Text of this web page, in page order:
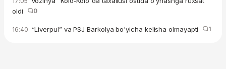
oldi
0
16:40 “Liverpul” va PSJ Barkolya bo'yicha kelisha olmayapti 1